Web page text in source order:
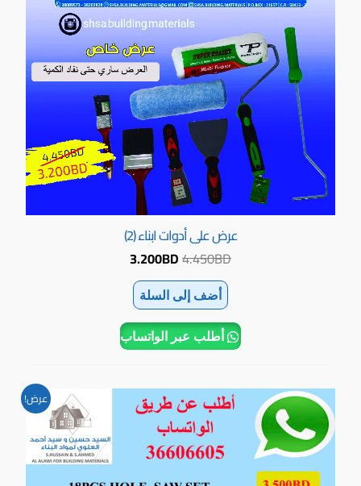
عرض على أدوات ابناء (2)
4.450BD
3.200BD
أضف إلى السلة
أطلب عبر الواتساب
عرض! السعر
الأصلي
هو:
5.500BD.
السعر
3.500BD.